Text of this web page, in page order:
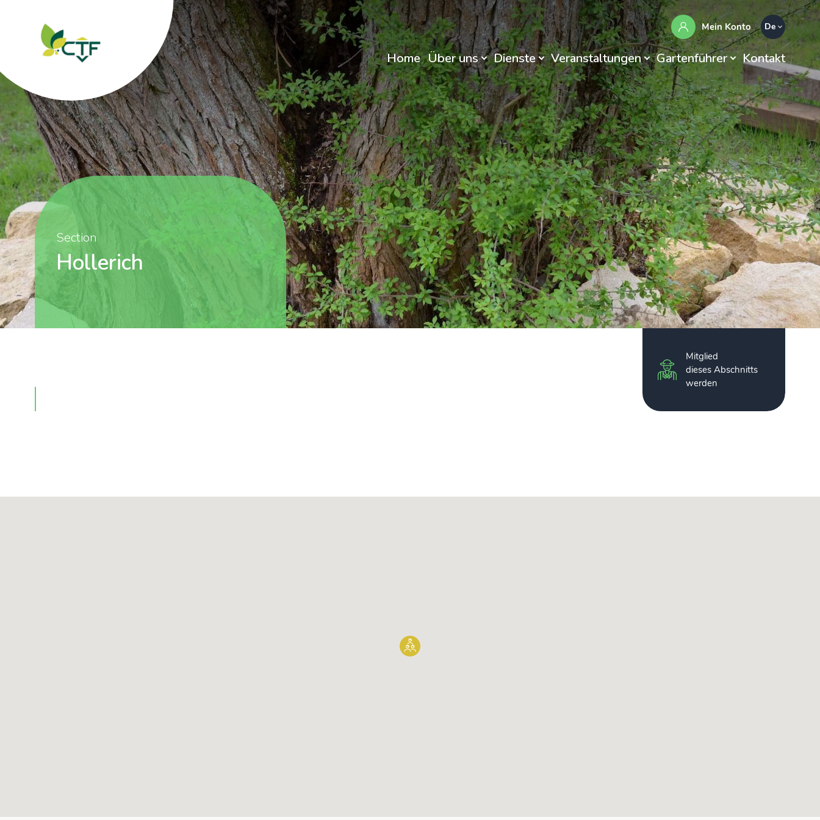
Mein Konto De
Home Über uns Dienste Veranstaltungen Gartenführer Kontakt
Section
Hollerich
Mitglied
dieses Abschnitts
werden